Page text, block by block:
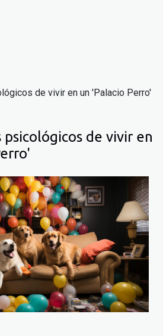
de vivir en un 'Palacio Perro'
psicológicos de vivir en